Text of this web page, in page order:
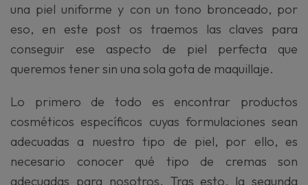
una piel uniforme y con un tono bronceado, por
eso, en este post os traemos las claves para
conseguir ese aspecto de piel perfecta que
queremos tener sin una sola gota de maquillaje.
Lo primero de todo es encontrar productos
cosméticos específicos cuyas formulaciones sean
adecuadas a nuestro tipo de piel, por ello, es
necesario conocer qué tipo de cremas son
adecuadas para nosotros. Tras esto, la segunda